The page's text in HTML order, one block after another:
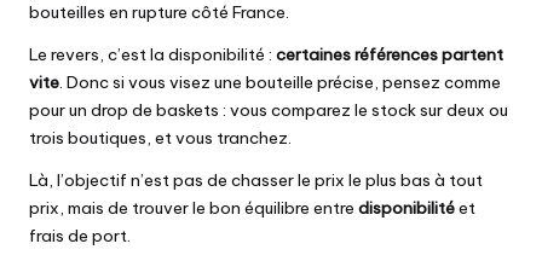
bouteilles en rupture côté France.
Le revers, c’est la disponibilité : certaines références partent
vite. Donc si vous visez une bouteille précise, pensez comme
pour un drop de baskets : vous comparez le stock sur deux ou
trois boutiques, et vous tranchez.
Là, l’objectif n’est pas de chasser le prix le plus bas à tout
prix, mais de trouver le bon équilibre entre disponibilitéet
frais de port.